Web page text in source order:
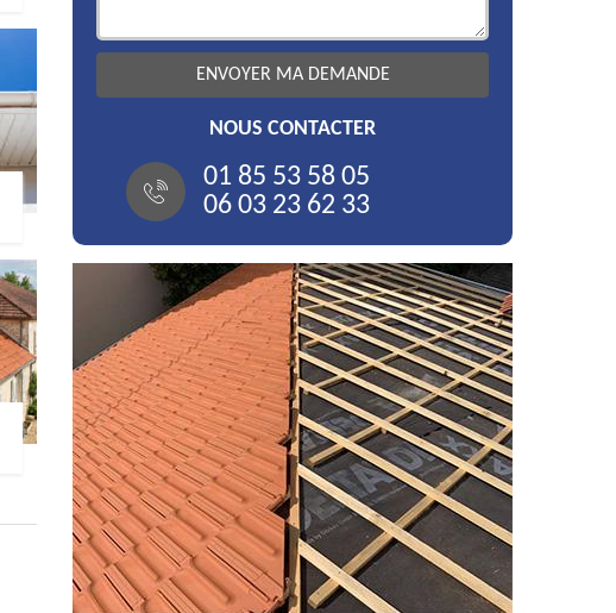
NOUS CONTACTER
01 85 53 58 05
06 03 23 62 33